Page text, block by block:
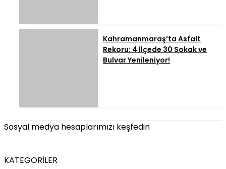
Kahramanmaraş’ta Asfalt
Rekoru: 4 İlçede 30 Sokak ve
Bulvar Yenileniyor!
Sosyal medya hesaplarımızı keşfedin
KATEGORİLER